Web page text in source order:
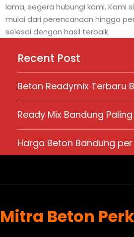
lama, segera hubungi kami. Kami
mulai dari perencanaan hingga
selesai dengan hasil terbaik.
Recent Post
Beton Readymix Terbaru
Ready Mix Bandung
Harga Beton Bandung
Mitra Beton